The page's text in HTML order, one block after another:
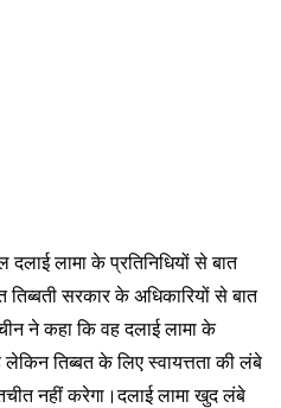
लामा के प्रतिनिधियों से बात
तिब्बती सरकार के अधिकारियों से बात
ने कहा कि वह दलाई लामा के
तिब्बत के लिए स्वायत्तता की लंबे
नहीं करेगा।दलाई लामा खुद लंबे